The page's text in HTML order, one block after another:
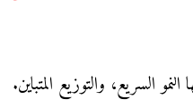
السريع، والتوزيع المتباين.